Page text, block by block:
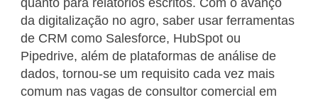
quanto para relatórios escritos. Com o avanço
da digitalização no agro, saber usar ferramentas
de CRM como Salesforce, HubSpot ou
Pipedrive, além de plataformas de análise de
dados, tornou-se um requisito cada vez mais
comum nas vagas de consultor comercial em